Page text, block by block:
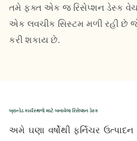
તમે ફક્ત એક જ રિસેપ્શન ડેસ્ક
એક લવચીક સિસ્ટમ મળી રહી છે
કરી શકાય છે.
બ્રાન્ડેડ કાર્યસ્થળો માટે બનાવેલા રિસેપ્શન ડેસ્ક
અમે ઘણા વર્ષોથી ફર્નિચર